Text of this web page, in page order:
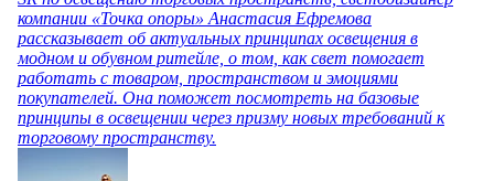
компании «Точка опоры» Анастасия Ефремова
рассказывает об актуальных принципах освещения в
модном и обувном ритейле, о том, как свет помогает
работать с товаром, пространством и эмоциями
покупателей. Она поможет посмотреть на базовые
принципы в освещении через призму новых требований к
торговому пространству.